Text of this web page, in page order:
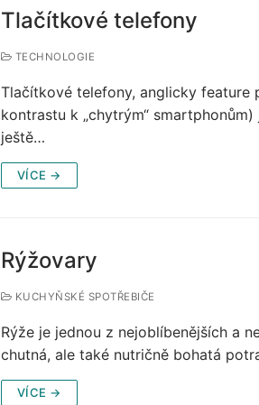
Tlačítkové telefony
TECHNOLOGIE
Tlačítkové telefony, anglicky feature
kontrastu k „chytrým“
ještě…
VÍCE →
Rýžovary
KUCHYŇSKÉ SPOTŘEBIČE
Rýže je jednou z nejoblíbenějších a
chutná, ale také nutričně bohatá
VÍCE →